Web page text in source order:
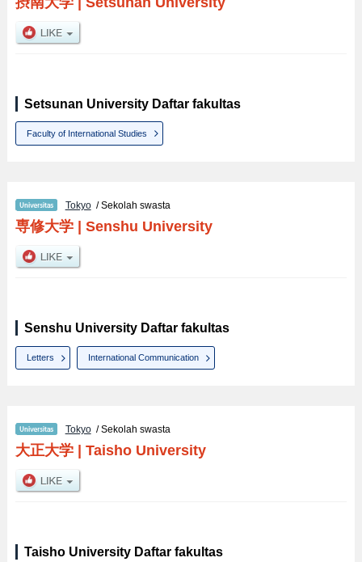
Setsunan University Daftar fakultas
Faculty of International Studies
Tokyo/ Sekolah swasta
専修大学| Senshu University
Senshu University Daftar fakultas
Letters International Communication
Tokyo/ Sekolah swasta
大正大学| Taisho University
Taisho University Daftar fakultas